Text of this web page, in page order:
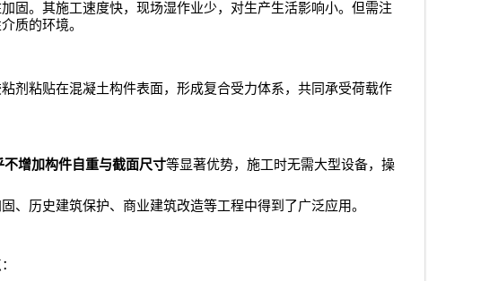
固。其施工速度快，现场湿作业少，对生产生活影响小。但需注
质的环境。
剂粘贴在混凝土构件表面，形成复合受力体系，共同承受荷载作
增加构件自重与截面尺寸等显著优势，施工时无需大型设备，操
历史建筑保护、商业建筑改造等工程中得到了广泛应用。